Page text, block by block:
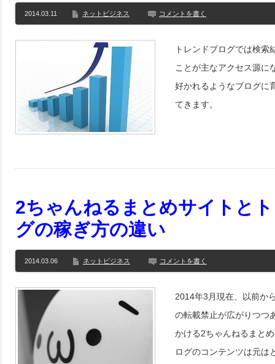
2014.03.11 ネットビジネス コメントを書く
トレンドブログでは検索
ことが主なアクセス源に
好かれるようなブログに
てきます。
2ちゃんねるまとめサイトと
グの稼ぎ方の違い
2014.03.06 ネットビジネス コメントを書く
2014年3月現在、以前か
の転載禁止が広がりつつ
かける2ちゃんねるまと
ログのコンテンツは元は